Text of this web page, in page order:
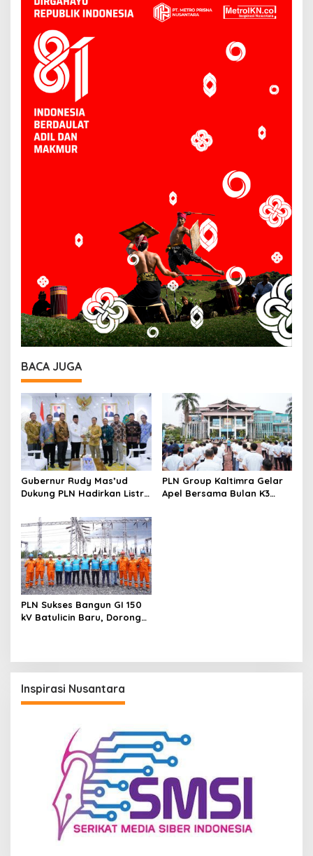
BACA JUGA
Gubernur Rudy Mas’ud
Dukung PLN Hadirkan Listrik
Berkelanjutan di Kaltim
PLN Group Kaltimra Gelar
Apel Bersama Bulan K3
PLN Sukses Bangun GI 150
kV Batulicin Baru, Dorong
Inspirasi Nusantara